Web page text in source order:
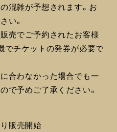
混雑が予想されます。お
い。
売でご予約されたお客様
でチケットの発券が必要で
合わなかった場合でも一
で予めご了承ください。
販売開始